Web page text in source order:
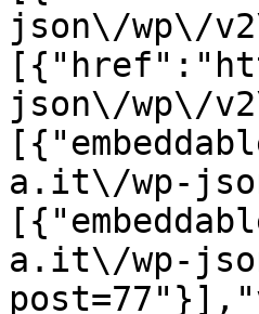
json\/wp\/
json\/wp\/
a.it\/wp-
a.it\/wp-